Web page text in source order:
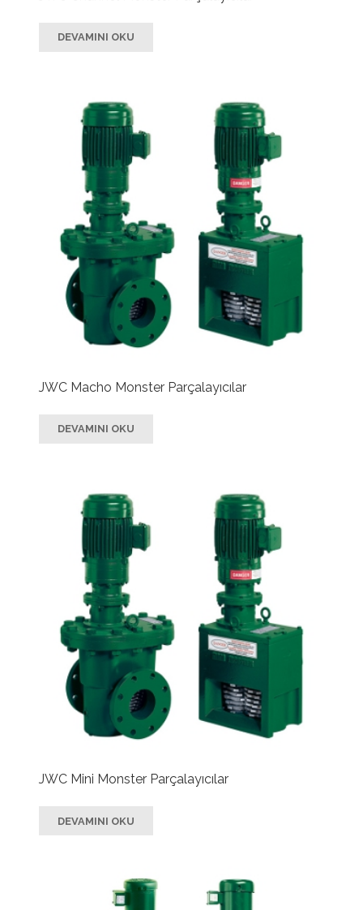
DEVAMINI OKU
JWC Macho Monster Parçalayıcılar
DEVAMINI OKU
JWC Mini Monster Parçalayıcılar
DEVAMINI OKU